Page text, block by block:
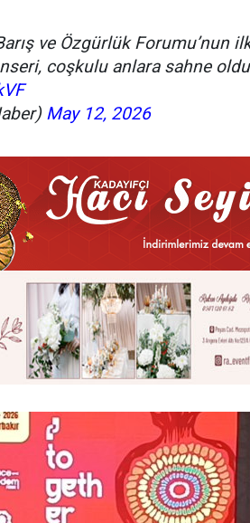
ve Özgürlük Forumu’nun
coşkulu anlara sahne
May 12, 2026